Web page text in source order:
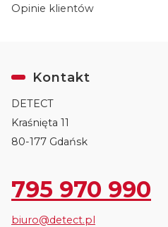
Opinie klientów
Kontakt
DETECT
Kraśnięta 11
80-177 Gdańsk
795 970 990
biuro@detect.pl